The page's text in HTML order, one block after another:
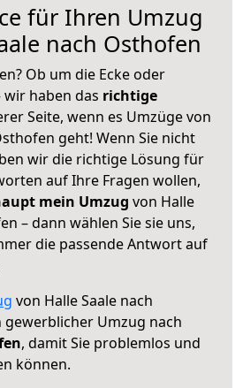
für Ihren Umzug
nach Osthofen
Ob um die Ecke oder
haben das richtige
Seite, wenn es Umzüge von
geht! Wenn Sie nicht
wir die richtige Lösung für
auf Ihre Fragen wollen,
mein Umzug von Halle
– dann wählen Sie sie uns,
die passende Antwort auf
von Halle Saale nach
Umzug nach
, damit Sie problemlos und
können.